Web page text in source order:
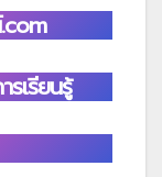
เรียนรู้